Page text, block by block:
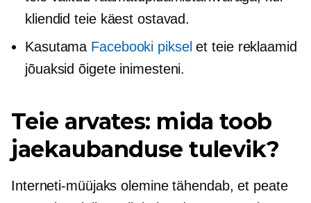
kliendid teie käest ostavad.
Kasutama Facebooki pikselet teie reklaamid
jõuaksid õigete inimesteni.
Teie arvates: mida toob
jaekaubanduse tulevik?
Interneti-müüjaks olemine tähendab, et peate